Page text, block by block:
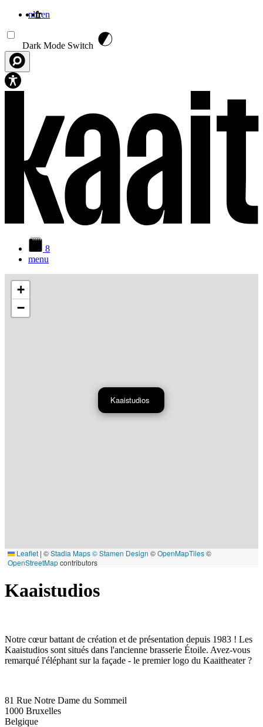
nlfren
Dark Mode Switch
8
menu
Kaaistudios
+
−
Leaflet | ©Stadia Maps© Stamen Design ©OpenMapTiles©
OpenStreetMapcontributors
Kaaistudios
Notre cœur battant de création et de présentation depuis 1983 ! Les
Kaaistudios sont situés dans l'ancienne brasserie Étoile. Avez-vous
remarqué l'éléphant sur la façade - le premier logo du Kaaitheater ?
81 Rue Notre Dame du Sommeil
1000 Bruxelles
Belgique